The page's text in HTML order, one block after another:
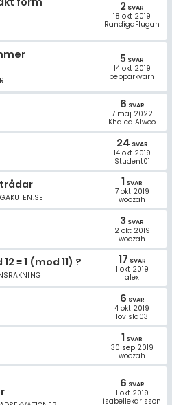
2 SVAR
18 okt 2019
RandigaFlugan
5 SVAR
14 okt 2019
pepparkvarn
6 SVAR
7 maj 2022
Khaled Alwoo
24 SVAR
14 okt 2019
Student01
1 SVAR
7 okt 2019
woozah
3 SVAR
2 okt 2019
woozah
≡ 1 (mod 11) ? 17 SVAR
1 okt 2019
alex
6 SVAR
4 okt 2019
lovisla03
1 SVAR
30 sep 2019
woozah
6 SVAR
1 okt 2019
isabellekarlsson